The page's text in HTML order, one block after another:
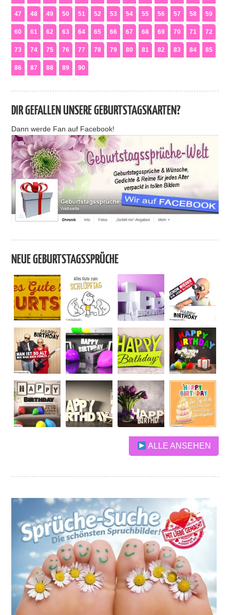
47 48 49 50 51 52 53 54 55 56 57 58 59
60 61 62 63 64 65 66 67 68 69 70 71 72
73 74 75 76 77 78 79 80 81 82 83 84 85
86 87 88 89 90
DIR GEFALLEN UNSERE GEBURTSTAGSKARTEN?
Dann werde Fan auf Facebook!
NEUE GEBURTSTAGSSPRÜCHE
ALLE ANSEHEN